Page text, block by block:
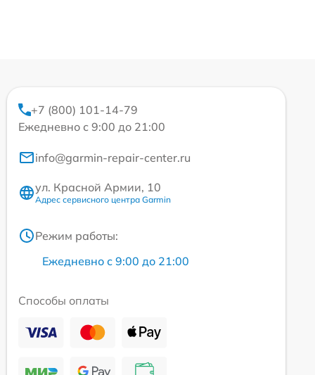
+7 (800) 101-14-79
Ежедневно с 9:00 до 21:00
info@garmin-repair-center.ru
ул. Красной Армии, 10
Адрес сервисного центра Garmin
Режим работы:
Ежедневно с 9:00 до 21:00
Способы оплаты